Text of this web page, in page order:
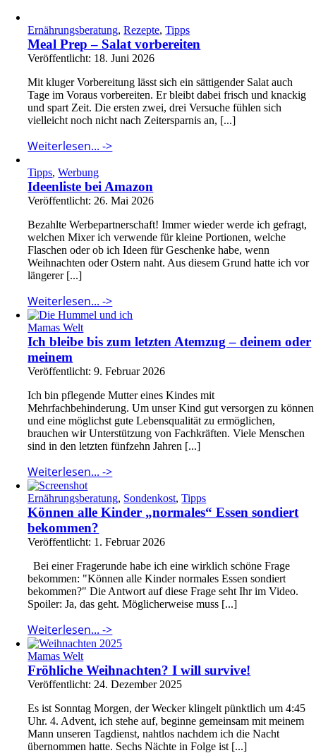
Ernährungsberatung,Rezepte,Tipps
Meal Prep – Salat vorbereiten
Veröffentlicht: 18. Juni 2026
Mit kluger Vorbereitung lässt sich ein sättigender Salat auch
Tage im Voraus vorbereiten. Er bleibt dabei frisch und knackig
und spart Zeit. Die ersten zwei, drei Versuche fühlen sich
vielleicht noch nicht nach Zeitersparnis an, [...]
Weiterlesen... ->
Tipps,Werbung
Ideenliste bei Amazon
Veröffentlicht: 26. Mai 2026
Bezahlte Werbepartnerschaft! Immer wieder werde ich gefragt,
welchen Mixer ich verwende für kleine Portionen, welche
Flaschen oder ob ich Ideen für Geschenke habe, wenn
Weihnachten oder Ostern naht. Aus diesem Grund hatte ich vor
längerer [...]
Weiterlesen... ->
Mamas Welt
Ich bleibe bis zum letzten Atemzug – deinem oder
meinem
Veröffentlicht: 9. Februar 2026
Ich bin pflegende Mutter eines Kindes mit
Mehrfachbehinderung. Um unser Kind gut versorgen zu können
und eine möglichst gute Lebensqualität zu ermöglichen,
brauchen wir Unterstützung von Fachkräften. Viele Menschen
sind in den letzten fünfzehn Jahren [...]
Weiterlesen... ->
Ernährungsberatung, Sondenkost,Tipps
Können alle Kinder „normales“ Essen sondiert
bekommen?
Veröffentlicht: 1. Februar 2026
Bei einer Fragerunde habe ich eine wirklich schöne Frage
bekommen: "Können alle Kinder normales Essen sondiert
bekommen?" Die Antwort auf diese Frage seht Ihr im Video.
Spoiler: Ja, das geht. Möglicherweise muss [...]
Weiterlesen... ->
Mamas Welt
Fröhliche Weihnachten? I will survive!
Veröffentlicht: 24. Dezember 2025
Es ist Sonntag Morgen, der Wecker klingelt pünktlich um 4:45
Uhr. 4. Advent, ich stehe auf, beginne gemeinsam mit meinem
Mann unseren Tagdienst, nahtlos nachdem ich die Nacht
übernommen hatte. Sechs Nächte in Folge ist [...]